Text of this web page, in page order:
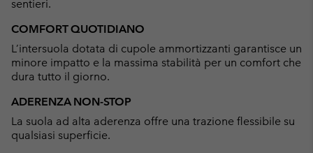
sentieri.
COMFORT QUOTIDIANO
L’intersuola dotata di cupole ammortizzanti garantisce un
minore impatto e la massima stabilità per un comfort che
dura tutto il giorno.
ADERENZA NON-STOP
La suola ad alta aderenza offre una trazione flessibile su
qualsiasi superficie.